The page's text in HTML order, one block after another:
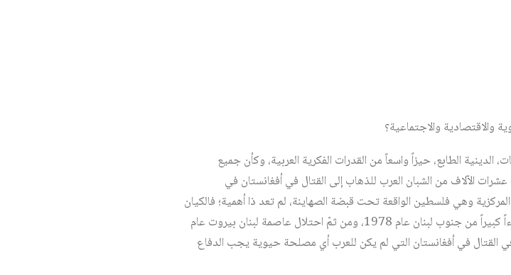
والاجتماعية؟
الطابع، حيزاً واسعاً من القدرات الفكرية العربية، وكأن جميع
الآلاف من الشبان العرب للذهاب إلى القتال في أفغانستان في
وهي فلسطين الواقعة تحت قبضة الصهاينة، لم تعد ذا أهمية؛ فالكيان
الصهيوني كان قد احتل مزيداً من الأراضي العربية باحتلاله جزءاً كبيراً من جنوب لبنان عام 1978، ومن ثمّ احتلال عاصمة لبنان بيروت عام
في القتال في أفغانستان التي لم يكن للعرب أي مصلحة حيوية يجب الدفاع